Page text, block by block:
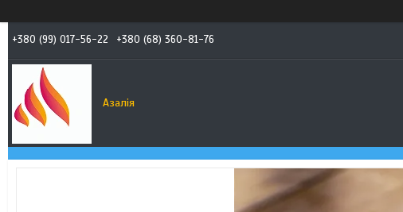
+380 (99) 017-56-22 +380 (68) 360-81-76
Азалія